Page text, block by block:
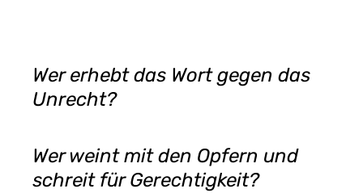
Wer erhebt das Wort gegen das
Unrecht?
Wer weint mit den Opfern und
schreit für Gerechtigkeit?